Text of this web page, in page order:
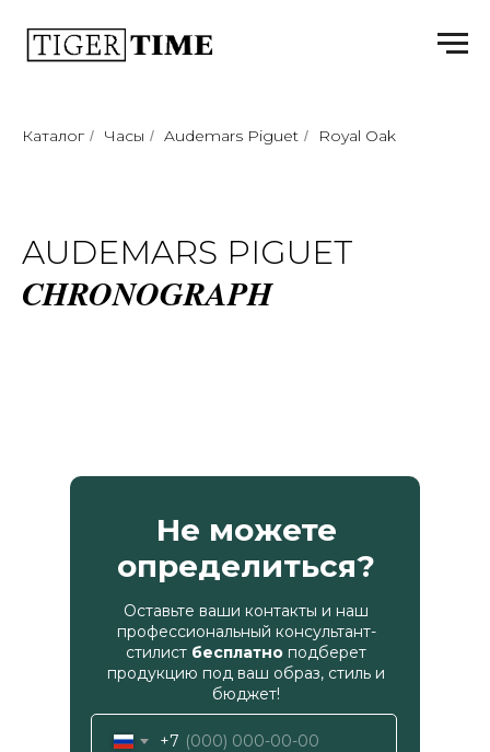
Каталог / Часы / Audemars Piguet / Royal Oak
AUDEMARS PIGUET
CHRONOGRAPH
Не можете
определиться?
Оставьте ваши контакты и наш
профессиональный консультант-
стилист бесплатно подберет
продукцию под ваш образ, стиль и
бюджет!
+7